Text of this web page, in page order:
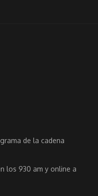
de la cadena
los 930 am y online a